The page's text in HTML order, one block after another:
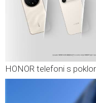
HONOR telefoni s